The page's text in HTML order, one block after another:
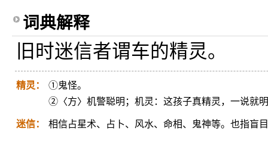
词典解释
旧时迷信者谓车的精灵。
精灵：
①鬼怪。
②〈方〉机警聪明；机灵：这孩子真精灵，一说就
迷信： 相信占星术、占卜、风水、命相、鬼神等。也指盲